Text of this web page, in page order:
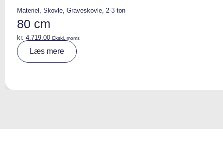
Materiel , Skovle, Graveskovle, 2-3 ton
80 cm
kr. 4.719,00 Ekskl. moms
Læs mere